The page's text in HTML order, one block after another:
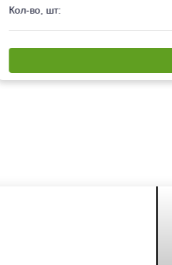
во, шт: